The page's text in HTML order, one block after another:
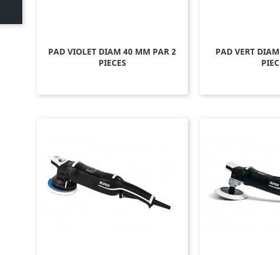
PAD VIOLET DIAM 40 MM PAR 2
PIECES
PAD VERT